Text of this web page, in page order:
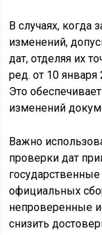
В случаях, когда
изменений,
дат, отделяя их
ред. от 10 января
Это
изменений
Важно
проверки дат
официальных
непроверенные
снизить